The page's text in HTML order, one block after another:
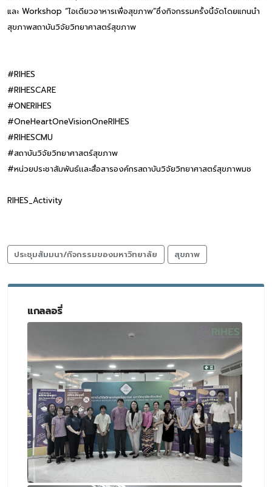
และ Workshop “ไอเดียวอาหารเพื่อสุขภาพ”ซึ่งกิจกรรมครั้งนี้จัดโดยแกนนำ
สุขภาพสถาบันวิจัยวิทยาศาสตร์สุขภาพ
#RIHES
#RIHESCARE
#ONERIHES
#OneHeartOneVisionOneRIHES
#RIHESCMU
#สถาบันวิจัยวิทยาศาสตร์สุขภาพ
#หน่วยประชาสัมพันธ์เเละสื่อสารองค์กรสถาบันวิจัยวิทยาศาสตร์สุขภาพมช
RIHES_Activity
ประชุมสัมมนา/กิจกรรมของมหาวิทยาลัย สุขภาพ
แกลลอรี่